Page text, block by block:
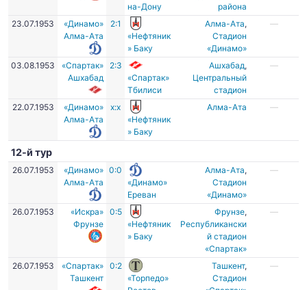
на-Дону
района
23.07.1953
«Динамо»
Алма-Ата
2:1
«Нефтяник
» Баку
Алма-Ата,
Стадион
«Динамо»
—
03.08.1953
«Спартак»
Ашхабад
2:3
«Спартак»
Тбилиси
Ашхабад,
Центральный
стадион
—
22.07.1953
«Динамо»
Алма-Ата
х:х
«Нефтяник
» Баку
Алма-Ата —
12-й тур
26.07.1953
«Динамо»
Алма-Ата
0:0
«Динамо»
Ереван
Алма-Ата,
Стадион
«Динамо»
—
26.07.1953
«Искра»
Фрунзе
0:5
«Нефтяник
» Баку
Фрунзе,
Республикански
й стадион
«Спартак»
—
26.07.1953
«Спартак»
Ташкент
0:2
«Торпедо»
Ташкент,
Стадион
—